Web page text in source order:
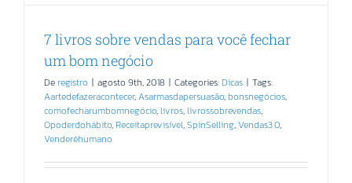
7 livros sobre vendas para você fechar
um bom negócio
De registro | agosto 9th, 2018 | Categories: Dicas | Tags:
Aartedefazeracontecer,Asarmasdapersuasão, bonsnegócios,
comofecharumbomnegócio, livros, livrossobrevendas,
Opoderdohábito, Receitaprevisível,SpinSelling,Vendas3.0,
Venderéhumano